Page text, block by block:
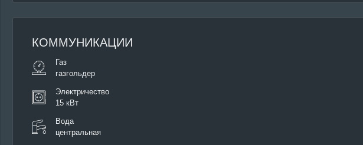
КОММУНИКАЦИИ
Газ
газгольдер
Электричество
15 кВт
Вода
центральная